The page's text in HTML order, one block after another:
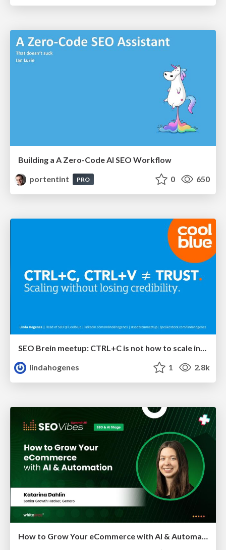
Building a A Zero-Code AI SEO Workflow
portentint
PRO 0 650
SEO Brein meetup: CTRL+C is not how to scale international SEO
lindahogenes
1 2.8k
How to Grow Your eCommerce with AI & Automation